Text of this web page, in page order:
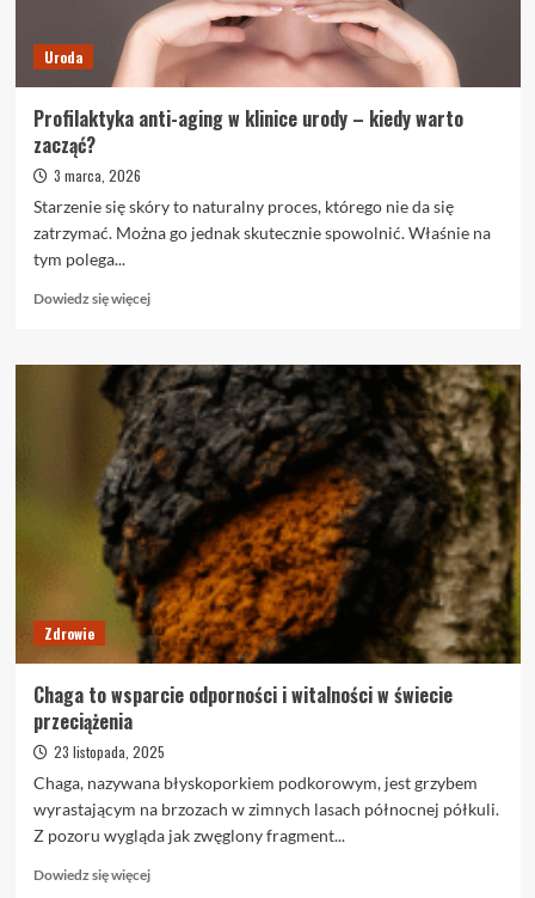
dopiero
wtedy,
gdy
zakładają
Uroda
Profilaktyka anti-aging w klinice urody – kiedy warto
zacząć?
3 marca, 2026
Starzenie się skóry to naturalny proces, którego nie da się
zatrzymać. Można go jednak skutecznie spowolnić. Właśnie na
tym polega...
Dowiedz się więcejDowiedz
o
Profilaktyka
anti-
aging
w
klinice
urody
–
kiedy
warto
zacząć?
Zdrowie
Chaga to wsparcie odporności i witalności w świecie
przeciążenia
23 listopada, 2025
Chaga, nazywana błyskoporkiem podkorowym, jest grzybem
wyrastającym na brzozach w zimnych lasach północnej półkuli.
Z pozoru wygląda jak zwęglony fragment...
Dowiedz się więcejDowiedz